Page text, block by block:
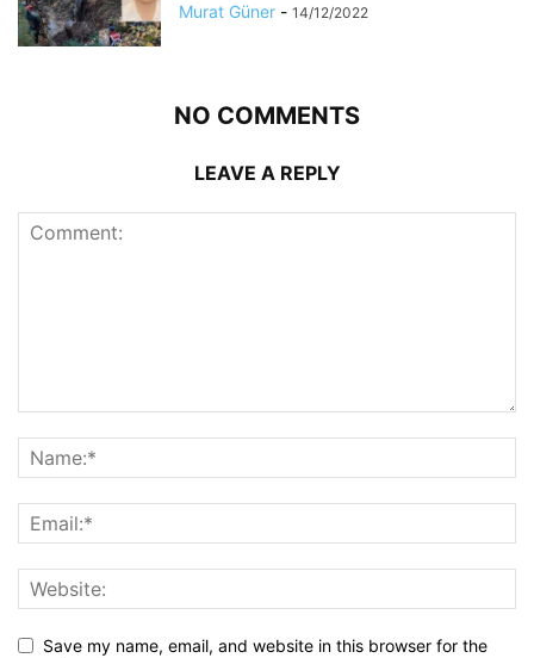
Murat Güner - 14/12/2022
NO COMMENTS
LEAVE A REPLY
Save my name, email, and website in this browser for the